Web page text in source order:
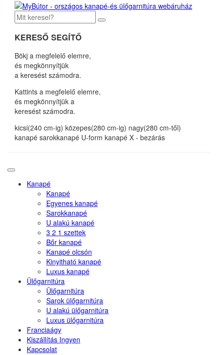
KERESŐ SEGÍTŐ
Bökj a megfelelő elemre,
és megkönnyítjük
a keresést számodra.
Kattints a megfelelő elemre,
és megkönnyítjük a
keresést számodra.
kicsi(240 cm-ig) közepes(280 cm-ig) nagy(280 cm-től)
kanapé sarokkanapé U-form kanapé X - bezárás
Kanapé
Kanapé
Egyenes kanapé
Sarokkanapé
U alakú kanapé
3 2 1 szettek
Bőr kanapé
Kanapé olcsón
Kinyitható kanapé
Luxus kanapé
Ülőgarnitúra
Ülőgarnitúra
Sarok ülőgarnitúra
U alakú ülőgarnitúra
Luxus ülőgarnitúra
Franciaágy
Kiszállítás Ingyen
Kapcsolat